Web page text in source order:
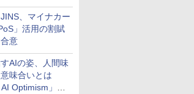
、マイナカー
」活用の割賦
意
AIの姿、人間味
味合いとは
Optimism」三